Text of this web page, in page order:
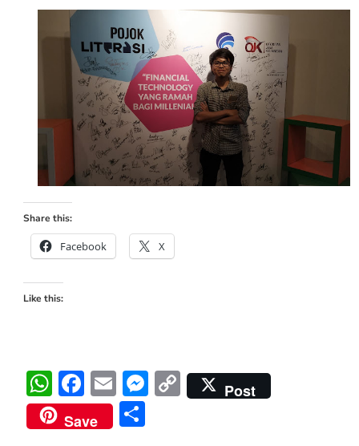
Share this:
Facebook X
Like this:
WhatsApp
Facebook
EmailMessenger
Copy
Link
Post
Save